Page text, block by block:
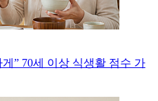
” 70세 이상 식생활 점수 가